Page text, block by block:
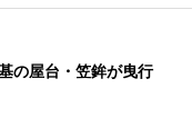
の屋台・笠鉾が曳行